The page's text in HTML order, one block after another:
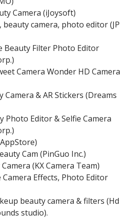
Camera (iJoysoft)
beauty camera, photo editor (JP
Beauty Filter Photo Editor
Camera Wonder HD Camera
Camera & AR Stickers (Dreams
Photo Editor & Selfie Camera
Cam (PinGuo Inc.)
(KX Camera Team)
Effects, Photo Editor
beauty camera & filters (Hd
studio).